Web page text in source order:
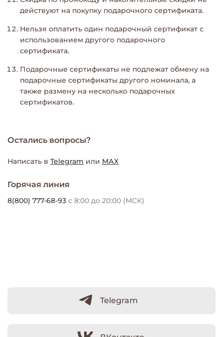
действуют на покупку подарочного сертификата.
Нельзя оплатить один подарочный сертификат с
использованием другого подарочного
сертификата.
Подарочные сертификаты не подлежат обмену на
подарочные сертификаты другого номинала, а
также размену на несколько подарочных
сертификатов.
Остались вопросы?
Написать в Telegram или МАХ
Горячая линия
8(800) 777-68-93 с 8:00 до 20:00 (МСК)
Telegram